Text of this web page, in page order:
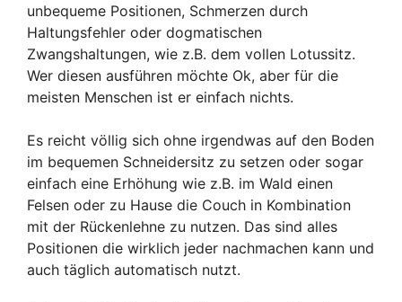
unbequeme Positionen, Schmerzen durch
Haltungsfehler oder dogmatischen
Zwangshaltungen, wie z.B. dem vollen Lotussitz.
Wer diesen ausführen möchte Ok, aber für die
meisten Menschen ist er einfach nichts.
Es reicht völlig sich ohne irgendwas auf den Boden
im bequemen Schneidersitz zu setzen oder sogar
einfach eine Erhöhung wie z.B. im Wald einen
Felsen oder zu Hause die Couch in Kombination
mit der Rückenlehne zu nutzen. Das sind alles
Positionen die wirklich jeder nachmachen kann und
auch täglich automatisch nutzt.